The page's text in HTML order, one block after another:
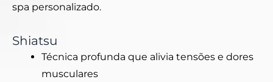
spa personalizado.
Shiatsu
Técnica profunda que alivia tensões e dores
musculares